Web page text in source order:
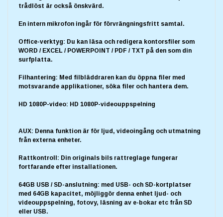
trådlöst är också önskvärd.
En intern mikrofon ingår för förvrängningsfritt samtal.
Office-verktyg: Du kan läsa och redigera kontorsfiler som
WORD / EXCEL / POWERPOINT / PDF / TXT på den som din
surfplatta.
Filhantering: Med filbläddraren kan du öppna filer med
motsvarande applikationer, söka filer och hantera dem.
HD 1080P-video: HD 1080P-videouppspelning
AUX: Denna funktion är för ljud, videoingång och utmatning
från externa enheter.
Rattkontroll: Din originals bils rattreglage fungerar
fortfarande efter installationen.
64GB USB / SD-anslutning: med USB- och SD-kortplatser
med 64GB kapacitet, möjliggör denna enhet ljud- och
videouppspelning, fotovy, läsning av e-bokar etc från SD
eller USB.